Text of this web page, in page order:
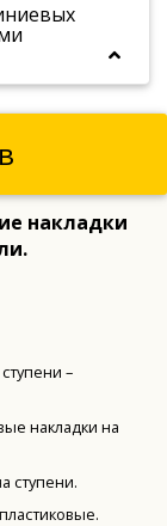
накладки
–
накладки на
ступени.